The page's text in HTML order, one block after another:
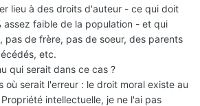
lieu à des droits d'auteur - ce qui doit
assez faible de la population - et qui
pas de frère, pas de soeur, des parents
etc.
qui serait dans ce cas ?
où serait l'erreur : le droit moral existe au
intellectuelle, je ne l'ai pas